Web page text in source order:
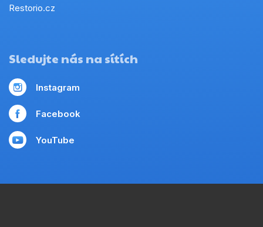
Restorio.cz
Sledujte nás na sítích
Instagram
Facebook
YouTube